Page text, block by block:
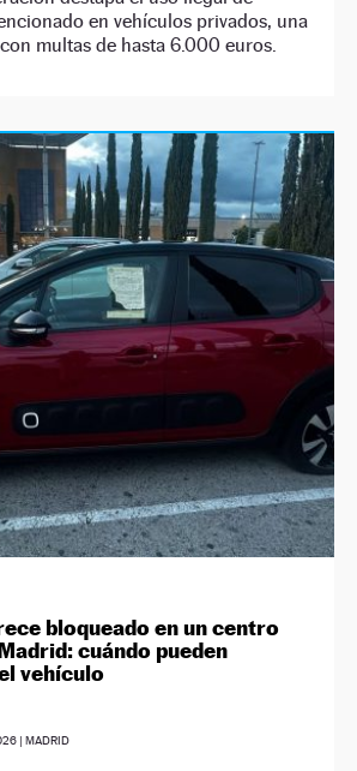
en vehículos privados, una
multas de hasta 6.000 euros.
bloqueado en un centro
cuándo pueden
vehículo
| MADRID